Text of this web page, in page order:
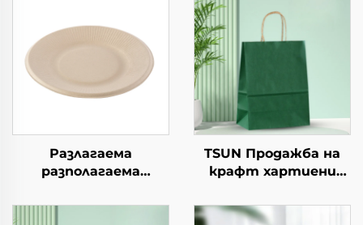
Разлагаема
разполагаема
салата, чашки за
TSUN Продажба на
крафт хартиени
логотип за упаковка